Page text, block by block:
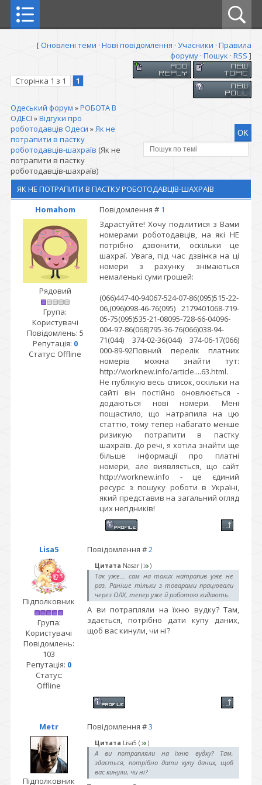
[Оновлені теми · Нові повідомлення · Учасники · Правила
форуму · Пошук · RSS ]
Сторінка 1 з 1 1
Одеський форум »РОБОТА В
ОДЕСІ »Відгуки про
роботодавців Одеси »Як не
потрапити в пастку
роботодавців-шахраїв (Як не
потрапити в пастку
роботодавців-шахраїв)
ЯК НЕ ПОТРАПИТИ В ПАСТКУ РОБОТОДАВЦІВ-ШАХРАЇВ
Homahom
Повідомлення # 1
Рядовий
Група:
Користувачі
Повідомлень: 5
Репутація: 0
Статус: Offline
Здрастуйте! Хочу поділитися з Вами
номерами роботодавців, на які НЕ
потрібно дзвонити, оскільки це
шахраї. Увага, під час дзвінка на ці
номери з рахунку знімаються
немаленькі суми грошей:
(066)447-40-94067-524-07-86(095)515-22-
06,(096)098-46-76(095) 2179401068-719-
05-75(095)535-21-08095-728-66-04096-
004-97-86(068)795-36-76(066)038-94-
71(044) 374-02-36(044) 374-06-17(066)
000-89-92Повний перелік платних
номерів можна знайти тут:
http://worknew.info/article....63.html.
Не публікую весь список, оскільки на
сайті він постійно оновлюється -
додаються нові номери. Мені
пощастило, що натрапила на цю
статтю, тому тепер набагато менше
ризикую потрапити в пастку
шахраїв. До речі, я хотіла знайти ще
більше інформації про платні
номери, але виявляється, що сайт
http://worknew.info - це єдиний
ресурс з пошуку роботи в Україні,
який представив на загальний огляд
цих негідників!
Lisa5 Повідомлення #2
Підполковник
Група:
Користувачі
Повідомлень:
103
Репутація: 0
Статус:
Offline
Цитата Nasar( )
Так уже... сам на таких натрапив уже не
раз. Раніше тільки з товарами працювали
через ОЛХ, тепер уже й роботою кидають.
А ви потрапляли на їхню вудку? Там,
здається, потрібно дати купу даних,
щоб вас кинули, чи ні?
Metr Повідомлення #3
Підполковник
Цитата Lisa5 ( )
А ви потрапляли на їхню вудку? Там,
здається, потрібно дати купу даних, щоб
вас кинули, чи ні?